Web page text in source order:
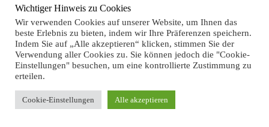
Glück Auf zusammen, das Jahr 2020 ist zu Ende
und auch für uns war es ein anstrengendes Jahr. Das
es anstrengend werden würde war uns klar, doch die
Corona Pandemie hat das um einiges gesteigert.
Kurz nach dem Kauf der…
Wichtiger Hinweis zu Cookies
Wir verwenden Cookies auf unserer Website, um Ihnen das
beste Erlebnis zu bieten, indem wir Ihre Präferenzen speichern.
Indem Sie auf „Alle akzeptieren“ klicken, stimmen Sie der
Verwendung aller Cookies zu. Sie können jedoch die "Cookie-
Einstellungen" besuchen, um eine kontrollierte Zustimmung zu
erteilen.
Cookie-Einstellungen Alle akzeptieren